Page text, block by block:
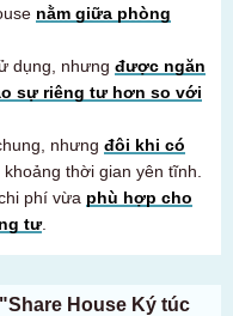
nằm giữa phòng
dụng, nhưng được ngăn
sự riêng tư hơn so với
nhưng đôi khi có
thời gian yên tĩnh.
phí vừa phù hợp cho
tư.
House Ký túc